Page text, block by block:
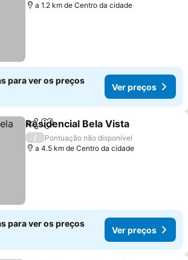
a 1.2 km de Centro da cidade
para ver os preços
Ver preços
PartilharAdicionar aos favoritos
Residencial Bela Vista
/
Pontuação não disponível
a 4.5 km de Centro da cidade
para ver os preços
Ver preços